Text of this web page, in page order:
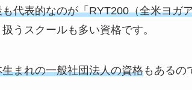
も代表的なのが「RYT200（全米ヨガ
うスクールも多い資格です。
生まれの一般社団法人の資格もあるの